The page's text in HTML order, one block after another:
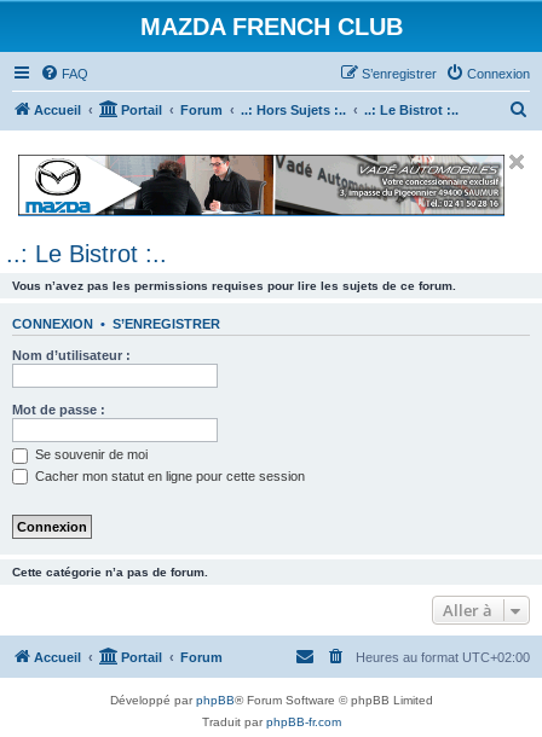
MAZDA FRENCH CLUB
FAQ Connexion
S’enregistrer
Accueil Portail Forum ..: Hors Sujets :.. ..: Le Bistrot :..
e
..: Le Bistrot :..
Vous n’avez pas les permissions requises pour lire les sujets de ce forum.
CONNEXION • S’ENREGISTRER
Nom d’utilisateur :
Mot de passe :
Se souvenir de moi
Cacher mon statut en ligne pour cette session
Cette catégorie n’a pas de forum.
Aller à
Accueil Portail Forum Heures au format UTC+02:00
Développé parphpBB® Forum Software © phpBB Limited
Traduit parphpBB-fr.com